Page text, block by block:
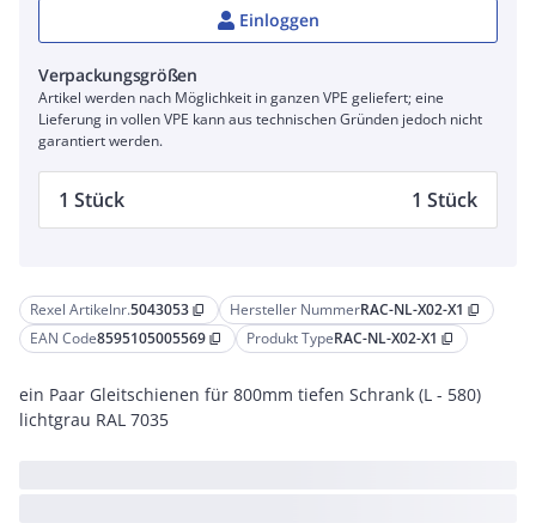
Rexel Artikelnr.5043053 content_copy Hersteller NummerRAC-NL-X02-X1 content_copy
EAN Code8595105005569 content_copy Produkt TypeRAC-NL-X02-X1 content_copy
ein Paar Gleitschienen für 800mm tiefen Schrank (L - 580)
lichtgrau RAL 7035
Einloggen
Verpackungsgrößen
Artikel werden nach Möglichkeit in ganzen VPE geliefert; eine
Lieferung in vollen VPE kann aus technischen Gründen jedoch nicht
garantiert werden.
1 Stück 1 Stück